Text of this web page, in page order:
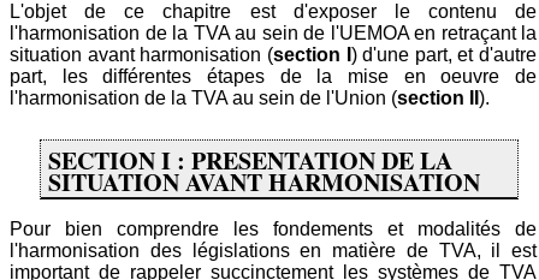
L'objet de ce chapitre est d'exposer le contenu de
l'harmonisation de la TVA au sein de l'UEMOA en retraçant la
situation avant harmonisation (section I ) d'une part, et d'autre
part, les différentes étapes de la mise en oeuvre de
l'harmonisation de la TVA au sein de l'Union (section II ).
SECTION I : PRESENTATION DE LA
SITUATION AVANT HARMONISATION
Pour bien comprendre les fondements et modalités de
l'harmonisation des législations en matière de TVA, il est
important de rappeler succinctement les systèmes de TVA